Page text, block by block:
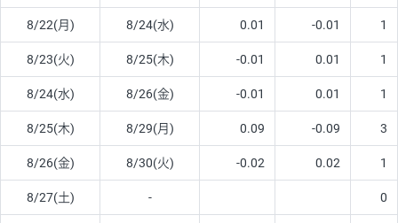
8/22(月) 8/24(水) 0.01 -0.01 1
8/23(火) 8/25(木) -0.01 0.01 1
8/24(水) 8/26(金) -0.01 0.01 1
8/25(木) 8/29(月) 0.09 -0.09 3
8/26(金) 8/30(火) -0.02 0.02 1
8/27(土) - 0